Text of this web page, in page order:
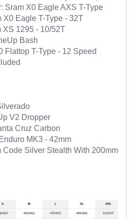
Sram X0 Eagle AXS T-Type
X0 Eagle T-Type - 32T
XS 1295 - 10/52T
Bash
Flattop T-Type - 12 Speed
V2 Dropper
Cruz Carbon
Enduro MK3 - 42mm
Code Silver Stealth With 200mm